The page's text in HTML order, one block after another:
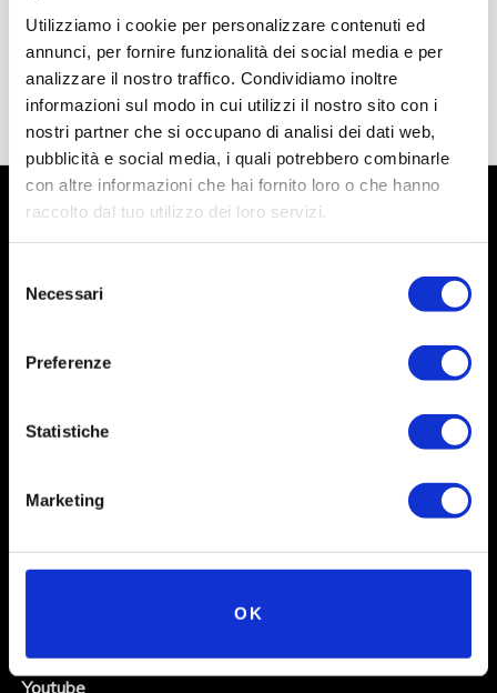
Utilizziamo i cookie per personalizzare contenuti ed
annunci, per fornire funzionalità dei social media e per
analizzare il nostro traffico. Condividiamo inoltre
informazioni sul modo in cui utilizzi il nostro sito con i
nostri partner che si occupano di analisi dei dati web,
pubblicità e social media, i quali potrebbero combinarle
con altre informazioni che hai fornito loro o che hanno
raccolto dal tuo utilizzo dei loro servizi.
delNecessari
Preferenze
Statistiche
Marketing
OK
Facebook
Youtube